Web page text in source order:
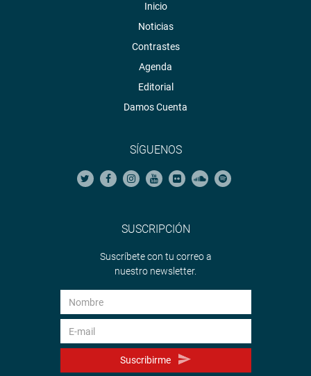
Inicio
Noticias
Contrastes
Agenda
Editorial
Damos Cuenta
SÍGUENOS
SUSCRIPCIÓN
Suscríbete con tu correo a
nuestro newsletter.
Suscribirme